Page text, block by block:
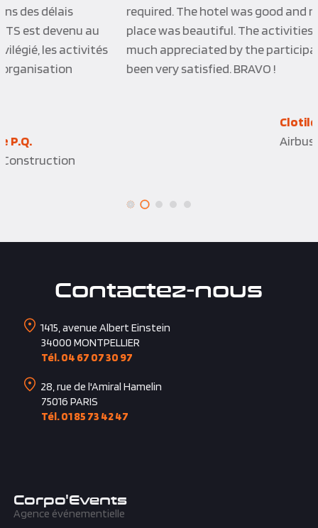
required. The hotel was good and reactive too. The
place was beautiful. The activities were also very
much appreciated by the participants. People have
been very satisfied. BRAVO !
Contactez-nous
34000MONTPELLIER
Tél. 04 67 07 30 97
75016PARIS
Tél. 01 85 73 42 47
Agence événementielle